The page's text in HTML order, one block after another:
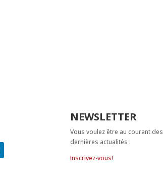
NEWSLETTER
Vous voulez être au courant des
dernières actualités :
Inscrivez-vous!